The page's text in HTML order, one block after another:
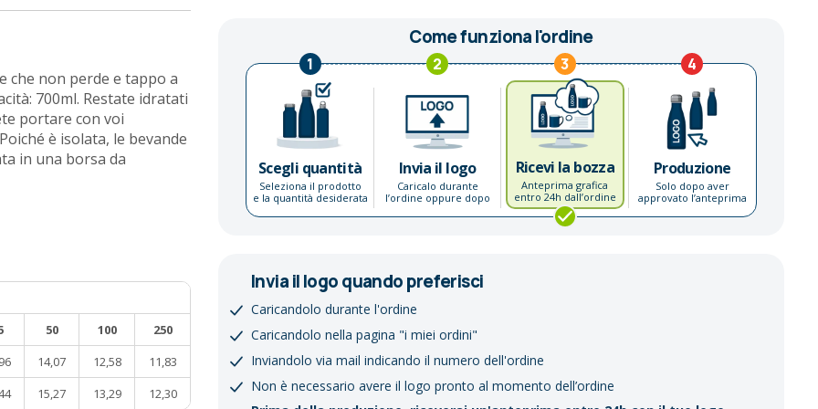
che non perde e tappo a
700ml. Restate idratati
portare con voi
è isolata, le bevande
in una borsa da
Come funziona l'ordine
1
Scegli quantità
Seleziona il prodotto
e la quantità desiderata
2
Invia il logo
Caricalo durante
l’ordine oppure dopo
3
Ricevi la bozza
Anteprima grafica
entro 24h dall’ordine
4
Produzione
Solo dopo aver
approvato l’anteprima
50 100
250
14,07 12,58
11,83
15,27 13,29 12,30
Invia il logo quando preferisci
Caricandolo durante l'ordine
Caricandolo nella pagina "i miei ordini"
Inviandolo via mail indicando il numero dell'ordine
Non è necessario avere il logo pronto al momento dell’ordine